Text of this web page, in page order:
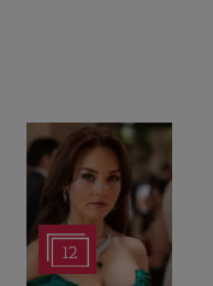
12